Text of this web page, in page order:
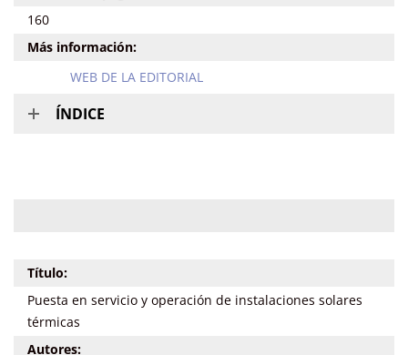
160
Más información:
WEB DE LA EDITORIAL
ÍNDICE
Título:
Puesta en servicio y operación de instalaciones solares
térmicas
Autores: